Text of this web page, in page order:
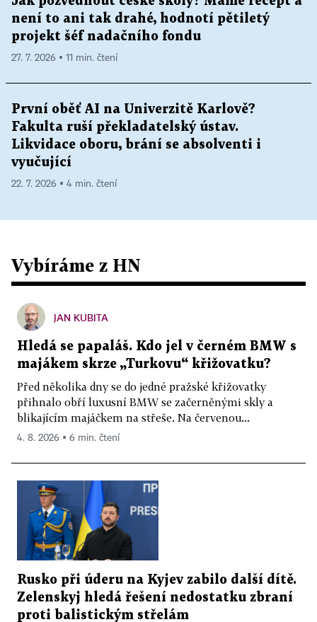
není to ani tak drahé, hodnotí pětiletý
projekt šéf nadačního fondu
27. 7. 2026 ▪ 11 min. čtení
První oběť AI na Univerzitě Karlově?
Fakulta ruší překladatelský ústav.
Likvidace oboru, brání se absolventi i
vyučující
22. 7. 2026 ▪ 4 min. čtení
Vybíráme z HN
JAN KUBITA
Hledá se papaláš. Kdo jel v černém BMW s
majákem skrze „Turkovu“ křižovatku?
Před několika dny se do jedné pražské křižovatky
přihnalo obří luxusní BMW se začerněnými skly a
blikajícím majáčkem na střeše. Na červenou...
4. 8. 2026 ▪ 6 min. čtení
Rusko při úderu na Kyjev zabilo další dítě.
Zelenskyj hledá řešení nedostatku zbraní
proti balistickým střelám